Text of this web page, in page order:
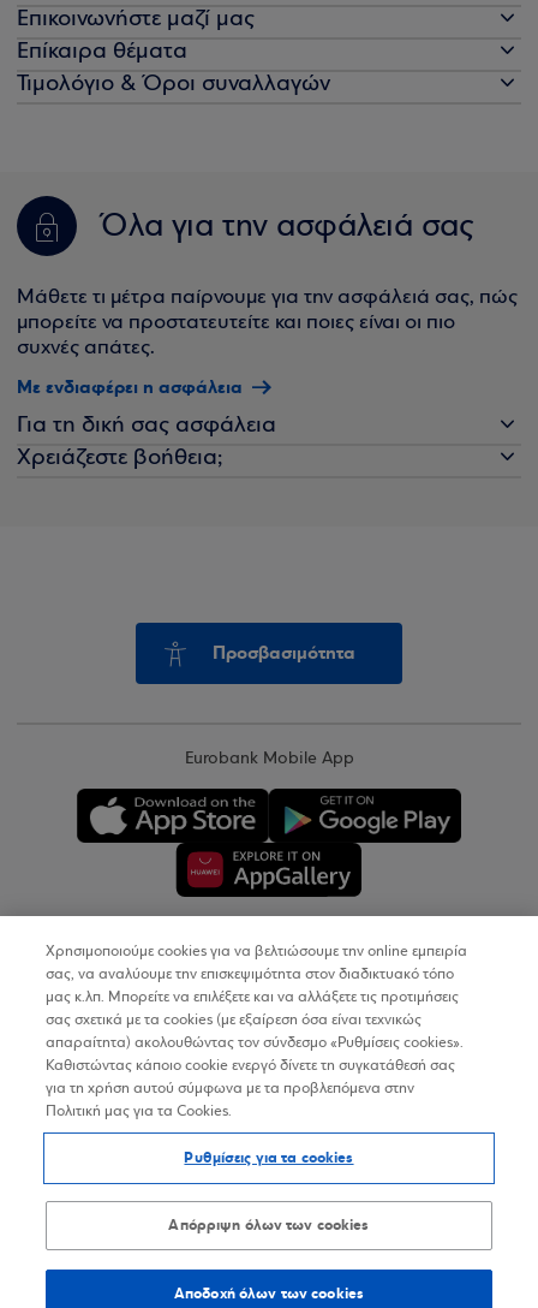
Επικοινωνήστε μαζί μας
Επίκαιρα θέματα
Τιμολόγιο & Όροι συναλλαγών
Όλα για την ασφάλειά σας
Μάθετε τι μέτρα παίρνουμε για την ασφάλειά σας, πώς
μπορείτε να προστατευτείτε και ποιες είναι οι πιο
συχνές απάτες.
Με ενδιαφέρει η ασφάλεια
Για τη δική σας ασφάλεια
Χρειάζεστε βοήθεια;
Προσβασιμότητα
Eurobank Mobile App
Copyright © 2026
Όροι Χρήσης
Προσωπικά Δεδομένα στον Διαδικτυακό Τόπο
Δήλωση Προσβασιμότητας
Sitemap
Χρησιμοποιούμε cookies για να βελτιώσουμε την online εμπειρία
σας, να αναλύουμε την επισκεψιμότητα στον διαδικτυακό τόπο
μας κ.λπ. Μπορείτε να επιλέξετε και να αλλάξετε τις προτιμήσεις
σας σχετικά με τα cookies (με εξαίρεση όσα είναι τεχνικώς
απαραίτητα) ακολουθώντας τον σύνδεσμο «Ρυθμίσεις cookies».
Καθιστώντας κάποιο cookie ενεργό δίνετε τη συγκατάθεσή σας
για τη χρήση αυτού σύμφωνα με τα προβλεπόμενα στην
Πολιτική μας για τα Cookies.
Ρυθμίσεις για τα cookies
Απόρριψη όλων των cookies
Αποδοχή όλων των cookies